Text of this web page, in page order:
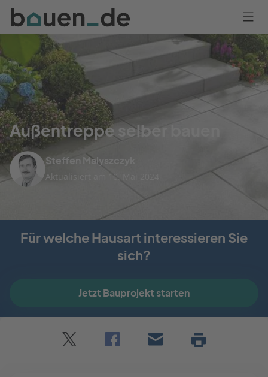
Bauen
Logo
Anmelden
Außentreppe selber bauen
Steffen Malyszczyk
Aktualisiert am 10. Mai 2024
Für welche Hausart interessieren Sie
sich?
Jetzt Bauprojekt starten